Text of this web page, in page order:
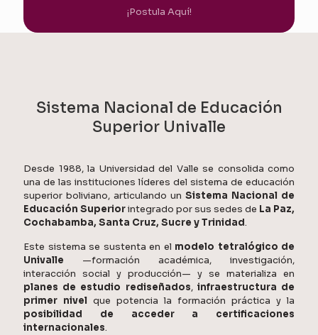
¡Postula Aquí!
Sistema Nacional de Educación
Superior Univalle
Desde 1988, la Universidad del Valle se consolida como
una de las instituciones líderes del sistema de educación
superior boliviano, articulando un Sistema Nacional de
Educación Superiorintegrado por sus sedes de La Paz,
Cochabamba, Santa Cruz, Sucre y Trinidad.
Este sistema se sustenta en el modelo tetralógico de
Univalle —formación académica, investigación,
interacción social y producción— y se materializa en
planes de estudio rediseñados, infraestructura de
primer nivel que potencia la formación práctica y la
posibilidad de acceder a certificaciones
internacionales.